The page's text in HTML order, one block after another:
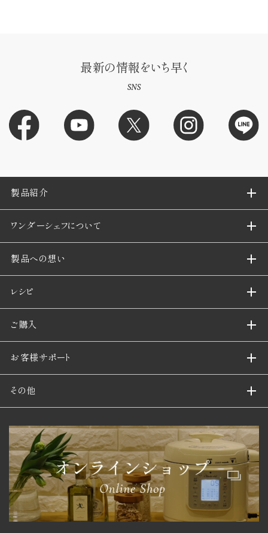
最新の情報をいち早く
SNS
製品紹介
ワンダーシェフについて
製品への想い
レシピ
ご購入
お客様サポート
その他